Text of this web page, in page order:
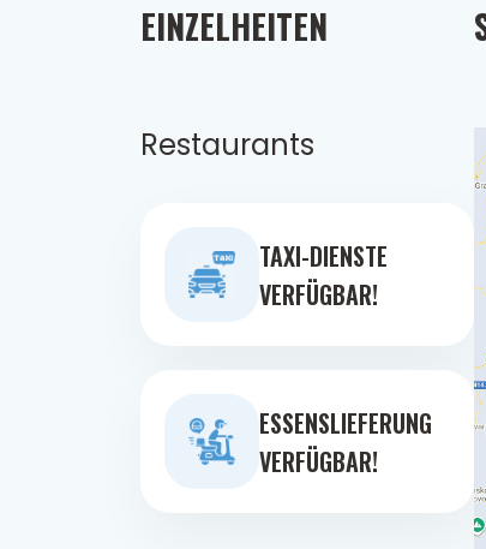
EINZELHEITEN
Restaurants
TAXI-DIENSTE
VERFÜGBAR!
ESSENSLIEFERUNG
VERFÜGBAR!